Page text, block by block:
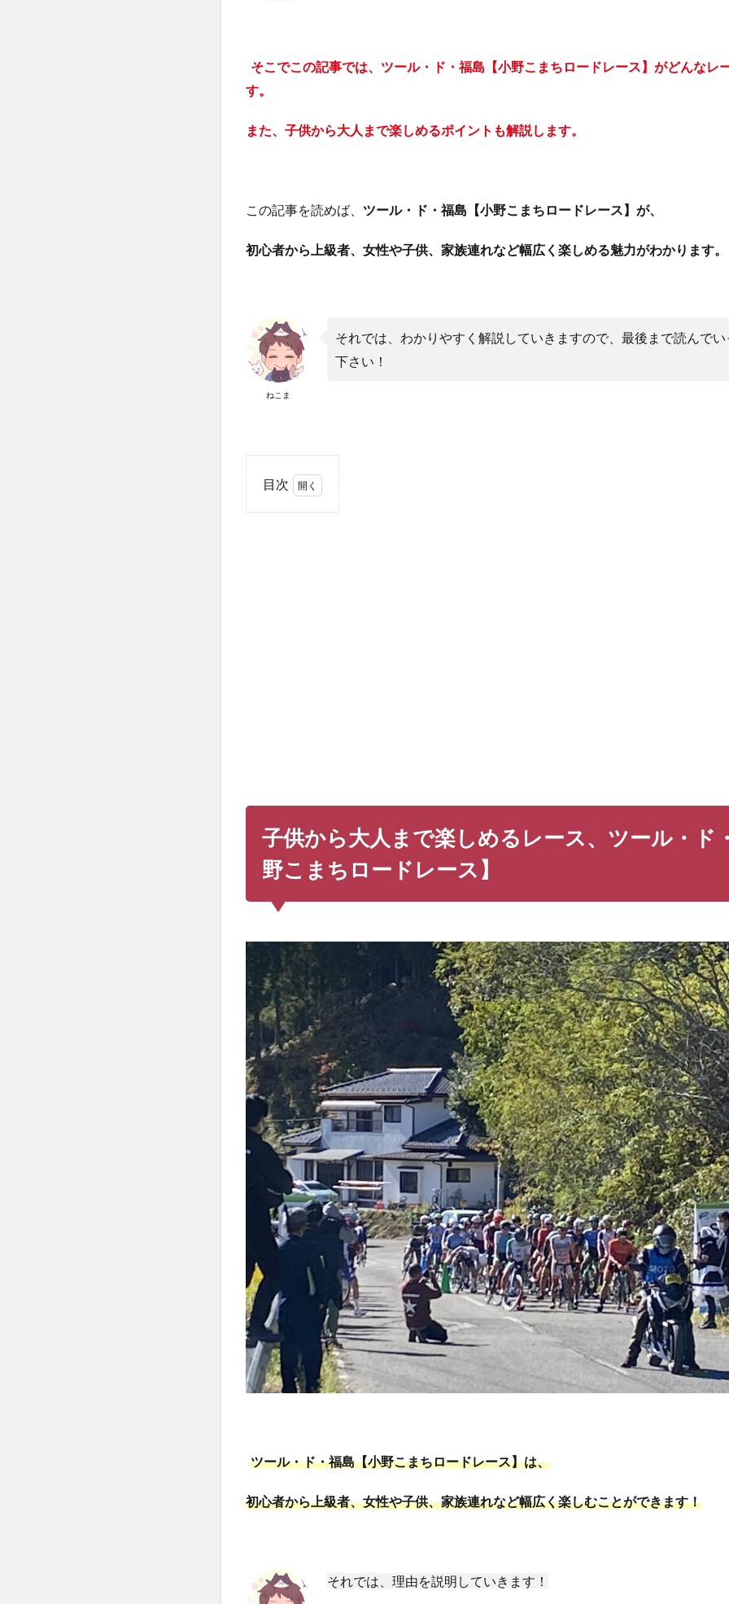
そこでこの記事では、ツール・ド・福島【小野こまちロードレース】がどんなレ
す。
また、子供から大人まで楽しめるポイントも解説します。
この記事を読めば、 ツール・ド・福島【小野こまちロードレース】が、
初心者から上級者、女性や子供、家族連れなど幅広く楽しめる魅力がわかります。
ねこま
それでは、わかりやすく解説していきますので、最後まで読んでい
下さい！
目次
ス】
1.1
小
生の
料が
無料
1.2
初
心者
から
上級
者、
女性
のク
ラス
があ
る
2
【ツ
ー
ル・
ド・
福
島】
は、
福島
県内
で行
われ
レー
スシ
ズ
野こ
まち
子供から大人まで楽しめるレース、ツール・ド
野こまちロードレース】
ツール・ド・福島【小野こまちロードレース】は、
初心者から上級者、女性や子供、家族連れなど幅広く楽しむことができます！
それでは、理由を説明していきます！